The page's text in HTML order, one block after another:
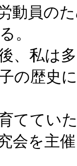
動員の
。
、私は
の歴史
ててい
会を主